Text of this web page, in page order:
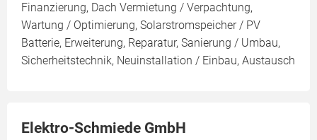
Finanzierung, Dach Vermietung / Verpachtung,
Wartung / Optimierung, Solarstromspeicher / PV
Batterie, Erweiterung, Reparatur, Sanierung / Umbau,
Sicherheitstechnik, Neuinstallation / Einbau, Austausch
Elektro-Schmiede GmbH